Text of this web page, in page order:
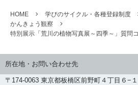
HOME 学びのサイクル・各種登録制度
かんきょう観察
特別展示「荒川の植物写真展～四季～」質問
所在地・お問い合わせ先
〒174-0063 東京都板橋区前野町４丁目６−１